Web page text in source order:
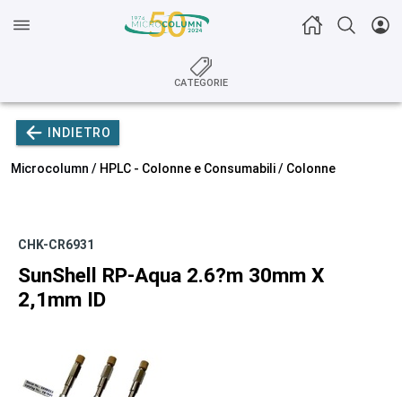
CATEGORIE
INDIETRO
Microcolumn / HPLC - Colonne e Consumabili/ Colonne
CHK-CR6931
SunShell RP-Aqua 2.6?m 30mm X
2,1mm ID